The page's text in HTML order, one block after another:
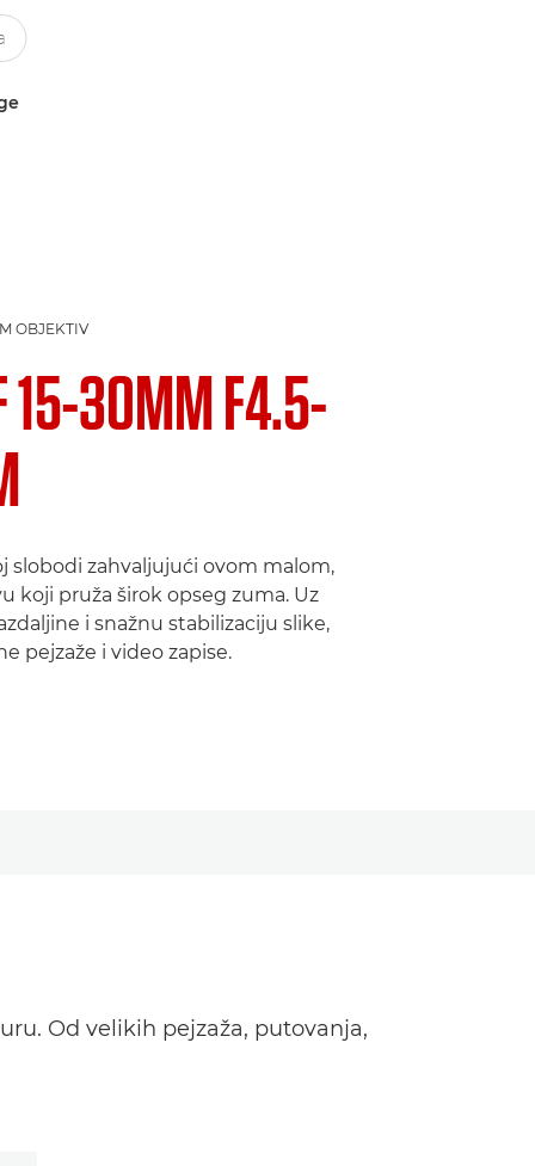
OBJEKTIV
15-30MM F4.5-
slobodi zahvaljujući ovom malom,
koji pruža širok opseg zuma. Uz
i snažnu stabilizaciju slike,
pejzaže i video zapise.
Od velikih pejzaža, putovanja,